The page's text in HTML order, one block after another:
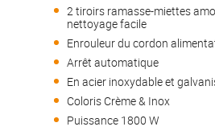
2 tiroirs ramasse-miettes
nettoyage facile
Enrouleur du cordon
Arrêt automatique
En acier inoxydable et
Coloris Crème & Inox
Puissance 1800 W